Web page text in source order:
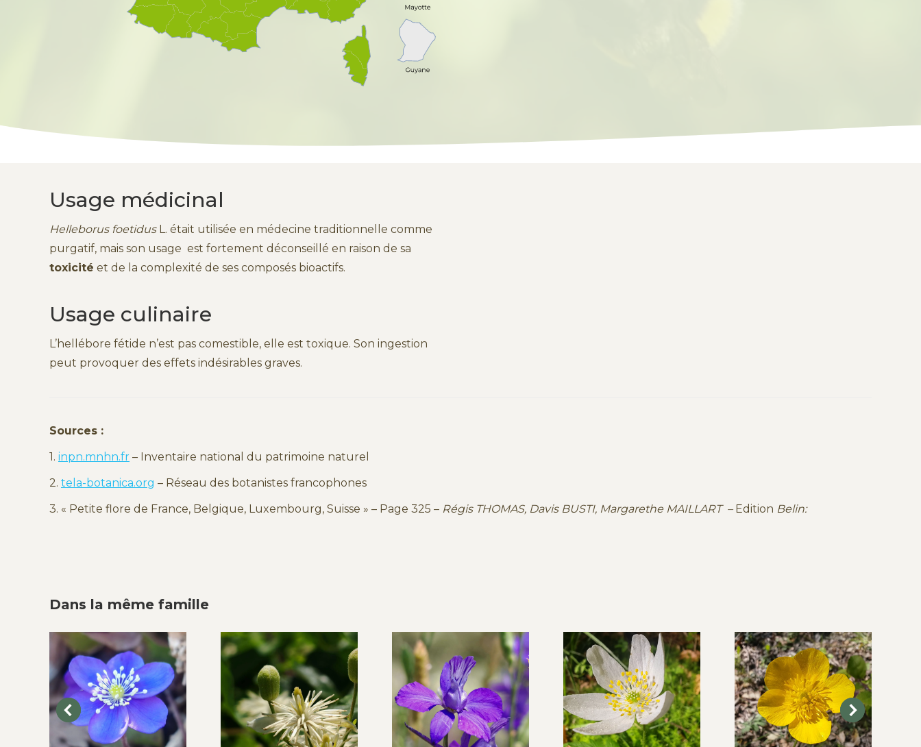
Usage médicinal
Helleborus foetidusL. était utilisée en médecine traditionnelle comme
purgatif, mais son usage est fortement déconseillé en raison de sa
toxicité et de la complexité de ses composés bioactifs.
Usage culinaire
L’hellébore fétide n’est pas comestible, elle est toxique. Son ingestion
peut provoquer des effets indésirables graves.
Sources :
1. inpn.mnhn.fr – Inventaire national du patrimoine naturel
2. tela-botanica.org – Réseau des botanistes francophones
3. « Petite flore de France, Belgique, Luxembourg, Suisse » – Page 325 – Régis THOMAS, Davis BUSTI, Margarethe MAILLART – Edition Belin:
Dans la même famille